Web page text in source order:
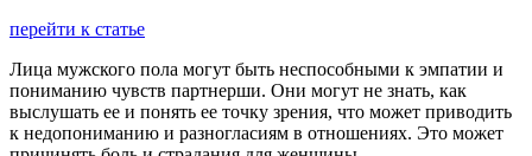
перейти к статье
Лица мужского пола могут быть неспособными к эмпатии и
пониманию чувств партнерши. Они могут не знать, как
выслушать ее и понять ее точку зрения, что может приводить
к недопониманию и разногласиям в отношениях. Это может